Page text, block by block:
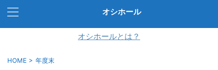
オシホール
オシホールとは？
HOME > 年度末